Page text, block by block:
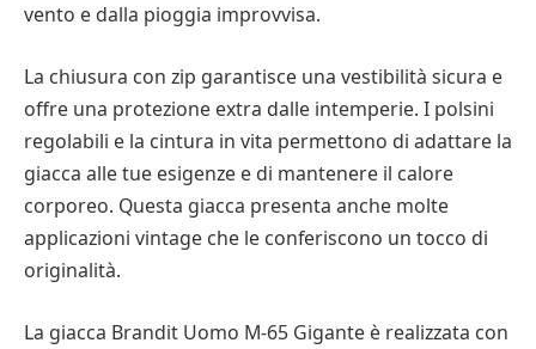
vento e dalla pioggia improvvisa.
La chiusura con zip garantisce una vestibilità sicura e
offre una protezione extra dalle intemperie. I polsini
regolabili e la cintura in vita permettono di adattare la
giacca alle tue esigenze e di mantenere il calore
corporeo. Questa giacca presenta anche molte
applicazioni vintage che le conferiscono un tocco di
originalità.
La giacca Brandit Uomo M-65 Gigante è realizzata con